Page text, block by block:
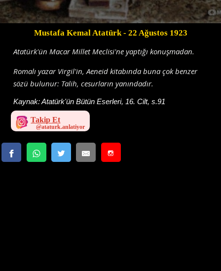
Mustafa Kemal Atatürk- 22 Ağustos 1923
Atatürk'ün Macar Millet Meclisi'ne yaptığı konuşmadan.
Romalı yazar Virgil'in, Aeneid kitabında buna çok benzer
sözü bulunur: Talih, cesurların yanındadır.
Kaynak:Atatürk'ün Bütün Eserleri, 16. Cilt, s.91
Takip Et